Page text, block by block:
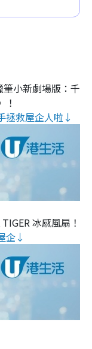
筆小新劇場版：千
拯救屋企人啦↓
冰感風扇！
企↓